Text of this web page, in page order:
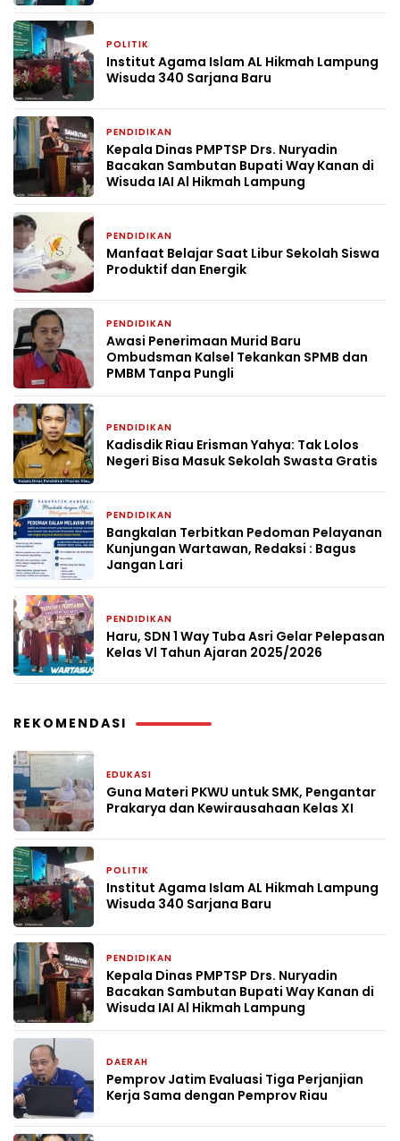
POLITIK
Institut Agama Islam AL Hikmah Lampung
Wisuda 340 Sarjana Baru
PENDIDIKAN
Kepala Dinas PMPTSP Drs. Nuryadin
Bacakan Sambutan Bupati Way Kanan di
Wisuda IAI Al Hikmah Lampung
PENDIDIKAN
Manfaat Belajar Saat Libur Sekolah Siswa
Produktif dan Energik
PENDIDIKAN
Awasi Penerimaan Murid Baru
Ombudsman Kalsel Tekankan SPMB dan
PMBM Tanpa Pungli
PENDIDIKAN
Kadisdik Riau Erisman Yahya: Tak Lolos
Negeri Bisa Masuk Sekolah Swasta Gratis
PENDIDIKAN
Bangkalan Terbitkan Pedoman Pelayanan
Kunjungan Wartawan, Redaksi : Bagus
Jangan Lari
PENDIDIKAN
Haru, SDN 1 Way Tuba Asri Gelar Pelepasan
Kelas Vl Tahun Ajaran 2025/2026
REKOMENDASI
EDUKASI
Guna Materi PKWU untuk SMK, Pengantar
Prakarya dan Kewirausahaan Kelas XI
POLITIK
Institut Agama Islam AL Hikmah Lampung
Wisuda 340 Sarjana Baru
PENDIDIKAN
Kepala Dinas PMPTSP Drs. Nuryadin
Bacakan Sambutan Bupati Way Kanan di
Wisuda IAI Al Hikmah Lampung
DAERAH
Pemprov Jatim Evaluasi Tiga Perjanjian
Kerja Sama dengan Pemprov Riau